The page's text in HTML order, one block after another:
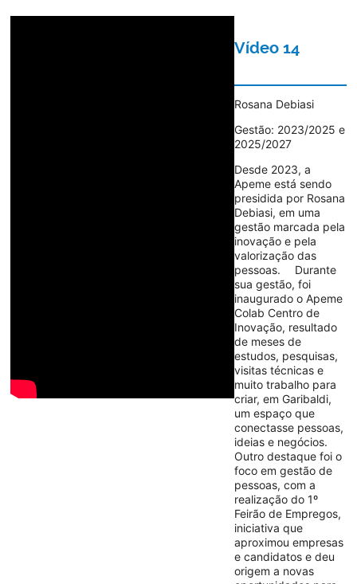
Vídeo 14
Rosana Debiasi
Gestão: 2023/2025 e
2025/2027
Desde 2023, a
Apeme está sendo
presidida por Rosana
Debiasi, em uma
gestão marcada pela
inovação e pela
valorização das
pessoas. ⠀ Durante
sua gestão, foi
inaugurado o Apeme
Colab Centro de
Inovação, resultado
de meses de
estudos, pesquisas,
visitas técnicas e
muito trabalho para
criar, em Garibaldi,
um espaço que
conectasse pessoas,
ideias e negócios.
Outro destaque foi o
foco em gestão de
pessoas, com a
realização do 1º
Feirão de Empregos,
iniciativa que
aproximou empresas
e candidatos e deu
origem a novas